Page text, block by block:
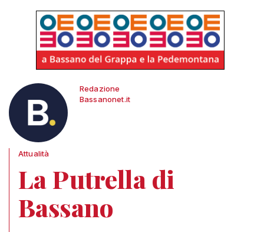
Redazione
Bassanonet.it
Attualità
La Putrella di
Bassano